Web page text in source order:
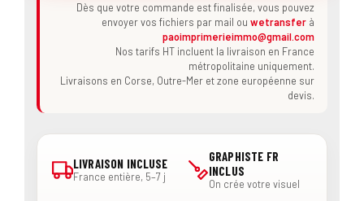
Dès que votre commande est finalisée, vous pouvez
envoyer vos fichiers par mail ou wetransfer à
paoimprimerieimmo@gmail.com
Nos tarifs HT incluent la livraison en France
métropolitaine uniquement.
Livraisons en Corse, Outre-Mer et zone européenne sur
devis.
LIVRAISON INCLUSE
France entière, 5–7 j
GRAPHISTE FR
INCLUS
On crée votre visuel